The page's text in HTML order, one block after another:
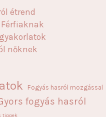
étrend
nőknek
Fogyás hasról mozgással
fogyás hasról
tippek